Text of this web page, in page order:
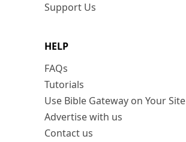
Support Us
HELP
FAQs
Tutorials
Use Bible Gateway on Your Site
Advertise with us
Contact us